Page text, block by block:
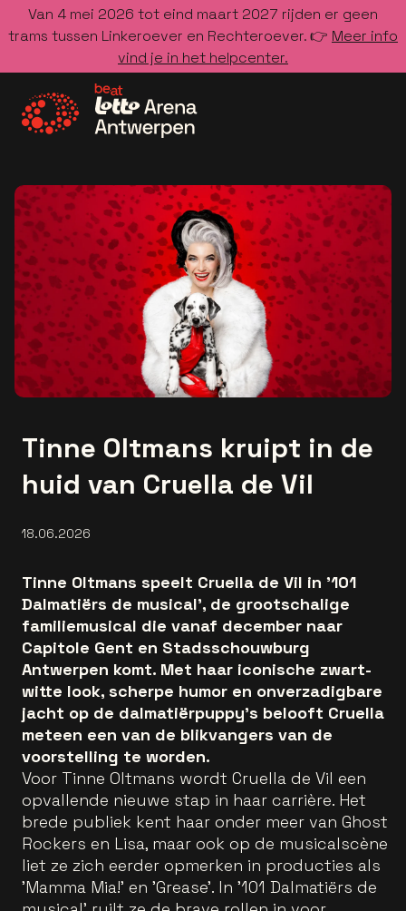
Van 4 mei 2026 tot eind maart 2027 rijden er geen
trams tussen Linkeroever en Rechteroever. 👉 Meer info
vind je in het helpcenter.
Tinne Oltmans kruipt in de
huid van Cruella de Vil
18.06.2026
Tinne Oltmans speelt Cruella de Vil in '101
Dalmatiërs de musical', de grootschalige
familiemusical die vanaf december naar
Capitole Gent en Stadsschouwburg
Antwerpen komt. Met haar iconische zwart-
witte look, scherpe humor en onverzadigbare
jacht op de dalmatiërpuppy's belooft Cruella
meteen een van de blikvangers van de
voorstelling te worden.
Voor Tinne Oltmans wordt Cruella de Vil een
opvallende nieuwe stap in haar carrière. Het
brede publiek kent haar onder meer van Ghost
Rockers en Lisa, maar ook op de musicalscène
liet ze zich eerder opmerken in producties als
'Mamma Mia!' en 'Grease'. In '101 Dalmatiërs de